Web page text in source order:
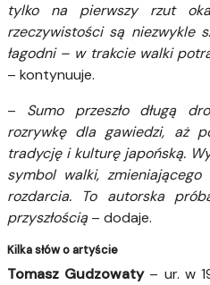
tylko na pierwszy rzut
rzeczywistości są niezwykle
łagodni – w trakcie walki
– kontynuuje.
– Sumo przeszło długą
rozrywkę dla gawiedzi, aż
tradycję i kulturę japońską.
symbol walki,
rozdarcia. To autorska
przyszłością – dodaje.
Kilka słów o artyście
Tomasz Gudzowaty– ur. w